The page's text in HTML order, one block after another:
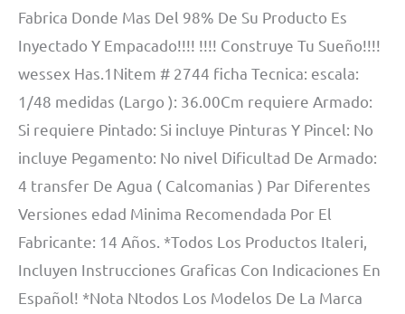
Fabrica Donde Mas Del 98% De Su Producto Es
Inyectado Y Empacado!!!! !!!! Construye Tu Sueño!!!!
wessex Has.1Nitem # 2744 ficha Tecnica: escala:
1/48 medidas (Largo ): 36.00Cm requiere Armado:
Si requiere Pintado: Si incluye Pinturas Y Pincel: No
incluye Pegamento: No nivel Dificultad De Armado:
4 transfer De Agua ( Calcomanias ) Par Diferentes
Versiones edad Minima Recomendada Por El
Fabricante: 14 Años. *Todos Los Productos Italeri,
Incluyen Instrucciones Graficas Con Indicaciones En
Español! *Nota Ntodos Los Modelos De La Marca